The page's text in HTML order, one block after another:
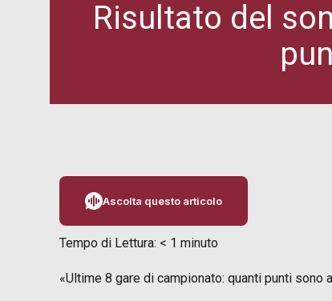
Risultato del
Ascolta questo articolo
Tempo di Lettura: < 1 minuto
«Ultime 8 gare di campionato: quanti punti sono